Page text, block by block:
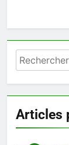
Rechercher :
Articles
1